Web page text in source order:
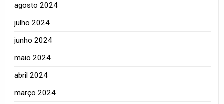
agosto 2024
julho 2024
junho 2024
maio 2024
abril 2024
março 2024